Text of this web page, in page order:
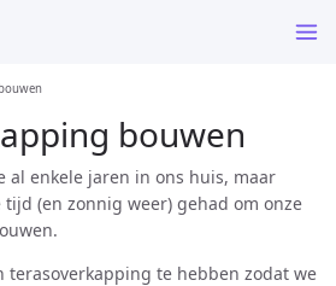
bouwen
al enkele jaren in ons huis, maar
(en zonnig weer) gehad om onze
terasoverkapping te hebben zodat we